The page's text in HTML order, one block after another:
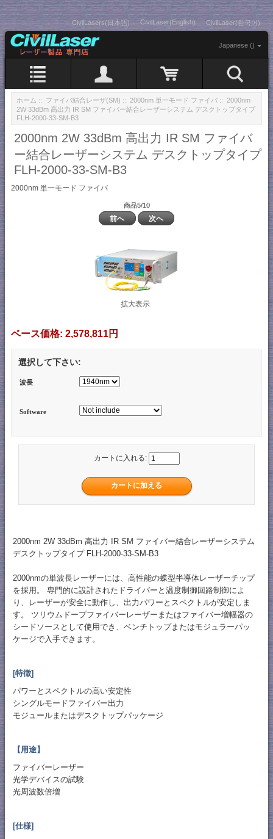
CivilLasers(日本語) CivilLaser(English) CivilLaser(한국어)
Japanese ()
ホーム :: ファイバ結合レーザ(SM) :: 2000nm 単一モード ファイバ :: 2000nm
2W 33dBm 高出力 IR SM ファイバー結合レーザーシステム デスクトップタイプ
FLH-2000-33-SM-B3
2000nm 2W 33dBm 高出力 IR SM ファイバ
ー結合レーザーシステム デスクトップタイプ
FLH-2000-33-SM-B3
2000nm 単一モード ファイバ
商品5/10
前へ 次へ
拡大表示
ベース価格: 2,578,811円
選択して下さい:
波長
Software
カートに入れる:
2000nm 2W 33dBm 高出力 IR SM ファイバー結合レーザーシステム
デスクトップタイプ FLH-2000-33-SM-B3
2000nmの単波長レーザーには、高性能の蝶型半導体レーザーチップ
を採用。 専門的に設計されたドライバーと温度制御回路制御によ
り、レーザーが安全に動作し、出力パワーとスペクトルが安定しま
す。 ツリウムドープファイバーレーザーまたはファイバー増幅器の
シードソースとして使用でき、ベンチトップまたはモジュラーパッ
ケージで入手できます。
[特徴]
パワーとスペクトルの高い安定性
シングルモードファイバー出力
モジュールまたはデスクトップパッケージ
【用途】
ファイバーレーザー
光学デバイスの試験
光周波数倍増
[仕様]